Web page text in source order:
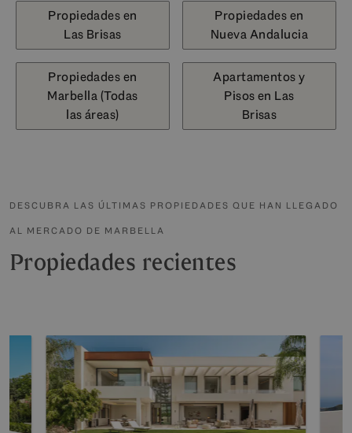
Propiedades en
Las Brisas
Propiedades en
Nueva Andalucia
Propiedades en
Marbella (Todas
las áreas)
Apartamentos y
Pisos en Las
Brisas
DESCUBRA LAS ÚLTIMAS PROPIEDADES QUE HAN LLEGADO
AL MERCADO DE MARBELLA
Propiedades recientes